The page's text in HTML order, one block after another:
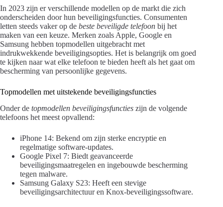
In 2023 zijn er verschillende modellen op de markt die zich
onderscheiden door hun beveiligingsfuncties. Consumenten
letten steeds vaker op de beste beveiligde telefoon bij het
maken van een keuze. Merken zoals Apple, Google en
Samsung hebben topmodellen uitgebracht met
indrukwekkende beveiligingsopties. Het is belangrijk om goed
te kijken naar wat elke telefoon te bieden heeft als het gaat om
bescherming van persoonlijke gegevens.
Topmodellen met uitstekende beveiligingsfuncties
Onder de topmodellen beveiligingsfuncties zijn de volgende
telefoons het meest opvallend:
iPhone 14: Bekend om zijn sterke encryptie en
regelmatige software-updates.
Google Pixel 7: Biedt geavanceerde
beveiligingsmaatregelen en ingebouwde bescherming
tegen malware.
Samsung Galaxy S23: Heeft een stevige
beveiligingsarchitectuur en Knox-beveiligingssoftware.